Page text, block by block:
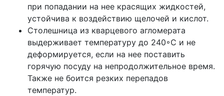
при попадании на нее красящих жидкостей,
устойчива к воздействию щелочей и кислот.
Столешница из кварцевого агломерата
выдерживает температуру до 240◦С и не
деформируется, если на нее поставить
горячую посуду на непродолжительное время.
Также не боится резких перепадов
температур.